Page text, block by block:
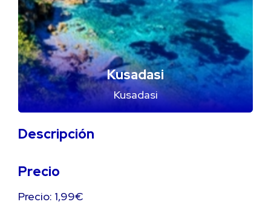
Kusadasi
Kusadasi
Descripción
Precio
Precio: 1,99€